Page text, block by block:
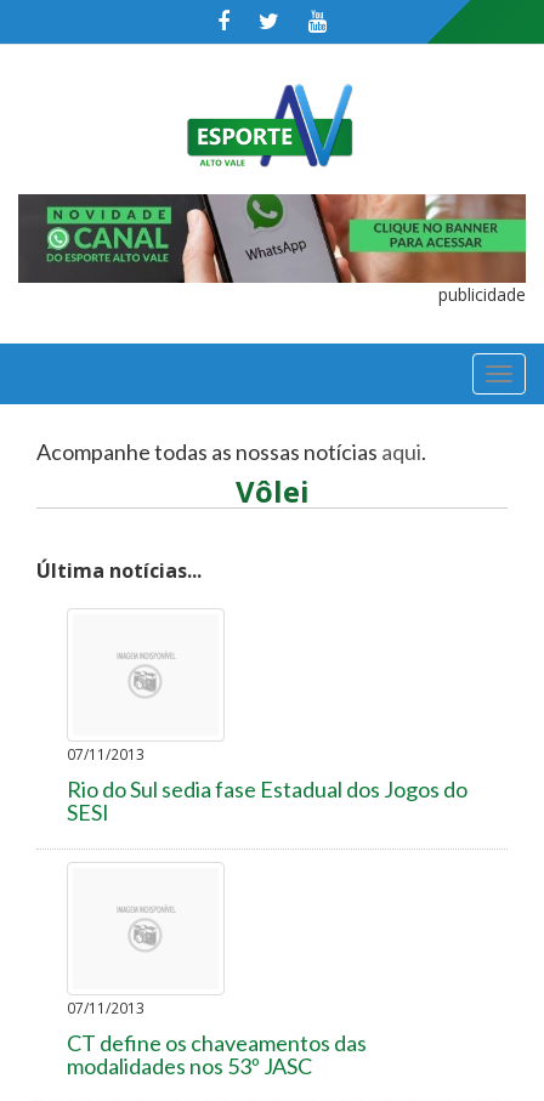
publicidade
Acompanhe todas as nossas notícias aqui.
Vôlei
Última notícias...
07/11/2013
Rio do Sul sedia fase Estadual dos Jogos do
SESI
07/11/2013
CT define os chaveamentos das
modalidades nos 53º JASC